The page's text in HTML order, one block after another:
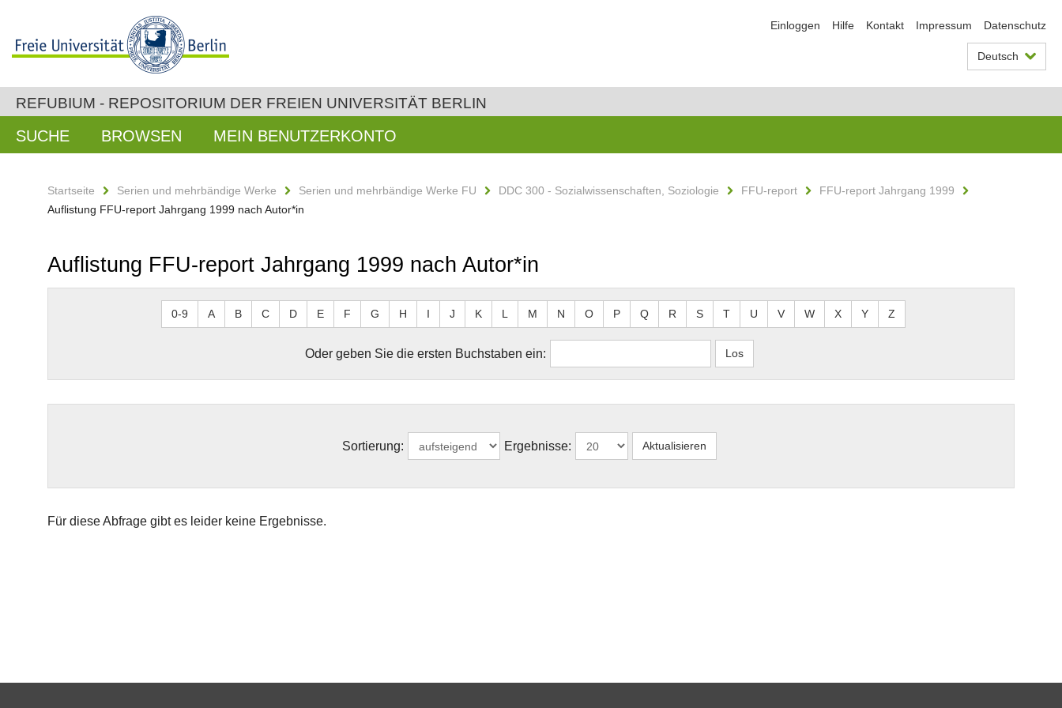
Einloggen Hilfe Kontakt Impressum Datenschutz
Deutsch
REFUBIUM - REPOSITORIUM DER FREIEN UNIVERSITÄT BERLIN
SUCHE BROWSEN MEIN BENUTZERKONTO
Startseite Serien und mehrbändige Werke Serien und mehrbändige Werke FU DDC 300 - Sozialwissenschaften, Soziologie FFU-report
FFU-report Jahrgang 1999
Auflistung FFU-report Jahrgang 1999 nach Autor*in
Auflistung FFU-report Jahrgang 1999 nach Autor*in
0-9 A B C D E F G H I J K L M N O P Q R S T U V W X Y Z
Oder geben Sie die ersten Buchstaben ein:
Sortierung: Ergebnisse:
Für diese Abfrage gibt es leider keine Ergebnisse.